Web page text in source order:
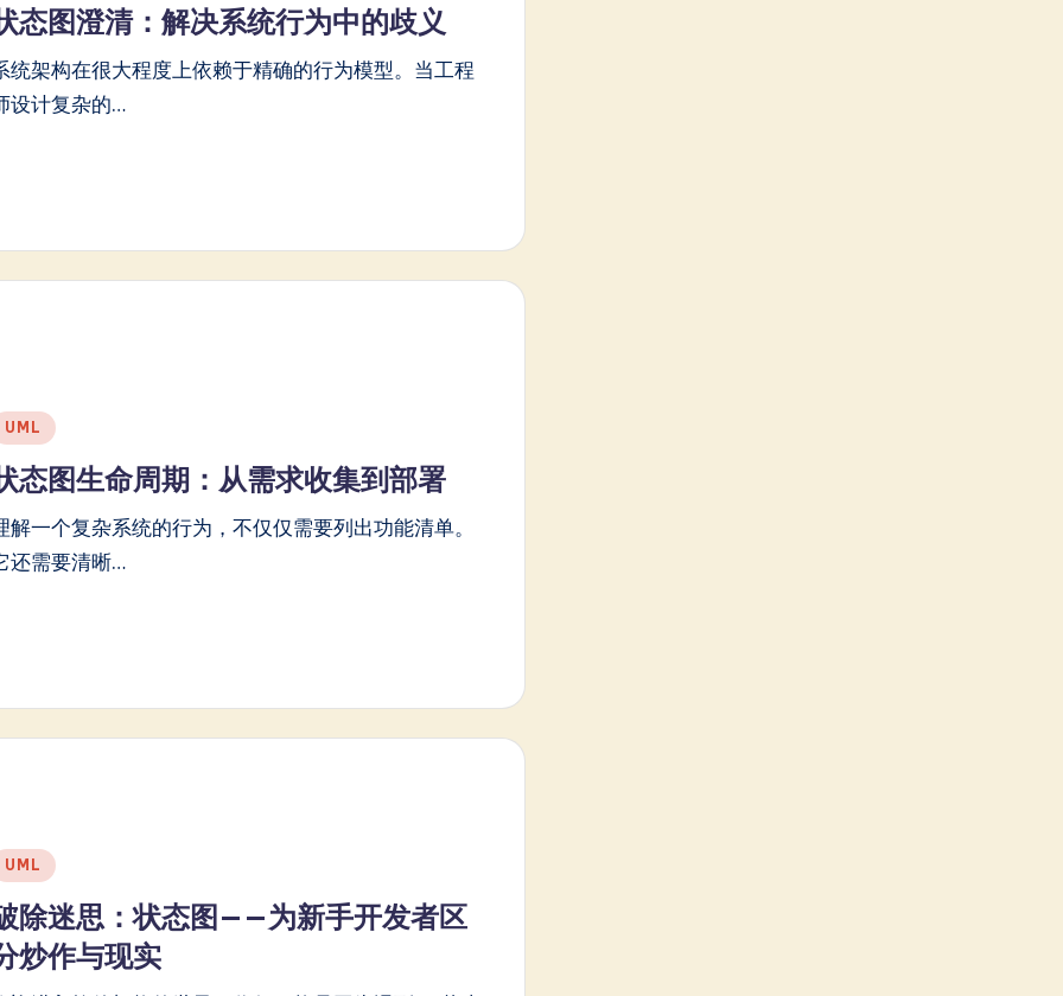
态图澄清：解决系统行为中的歧义
统架构在很大程度上依赖于精确的行为模型。当工程
设计复杂的…
UML
态图生命周期：从需求收集到部署
解一个复杂系统的行为，不仅仅需要列出功能清单。
还需要清晰…
UML
除迷思：状态图——为新手开发者区
炒作与现实